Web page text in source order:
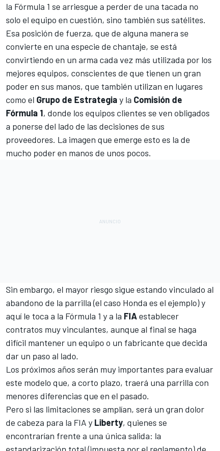
la Fórmula 1 se arriesgue a perder de una tacada no
solo el equipo en cuestión, sino también sus satélites.
Esa posición de fuerza, que de alguna manera se
convierte en una especie de chantaje, se está
convirtiendo en un arma cada vez más utilizada por los
mejores equipos, conscientes de que tienen un gran
poder en sus manos, que también utilizan en lugares
como el Grupo de Estrategia y la Comisión de
Fórmula 1, donde los equipos clientes se ven obligados
a ponerse del lado de las decisiones de sus
proveedores. La imagen que emerge esto es la de
mucho poder en manos de unos pocos.
Sin embargo, el mayor riesgo sigue estando vinculado al
abandono de la parrilla (el caso Honda es el ejemplo) y
aquí le toca a la Fórmula 1 y a la FIAestablecer
contratos muy vinculantes, aunque al final se haga
difícil mantener un equipo o un fabricante que decida
dar un paso al lado.
Los próximos años serán muy importantes para evaluar
este modelo que, a corto plazo, traerá una parrilla con
menores diferencias que en el pasado.
Pero si las limitaciones se amplían, será un gran dolor
de cabeza para la FIA y Liberty, quienes se
encontrarían frente a una única salida: la
estandarización total (impuesta por el reglamento) de